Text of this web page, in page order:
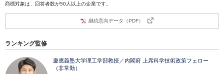
商標対象は、回答者数が50人以上の企業です。
継続意向データ（PDF）
ランキング監修
慶應義塾大学理工学部教授／内閣府 上席科学技術政策フェロー
（非常勤）